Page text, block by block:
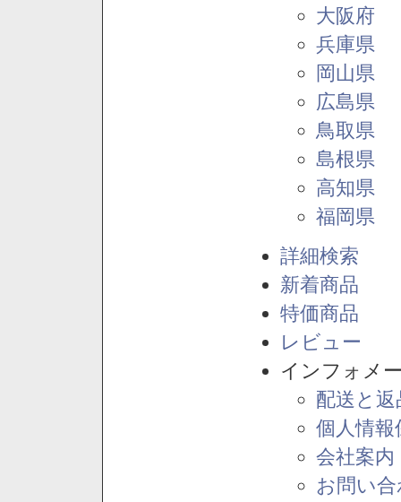
大阪府
兵庫県
岡山県
広島県
鳥取県
島根県
高知県
福岡県
詳細検索
新着商品
特価商品
レビュー
インフォメ
配送と
個人情報
会社案内
お問い